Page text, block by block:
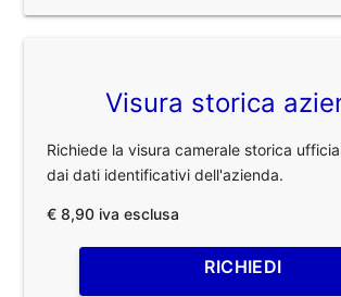
Visura storica
Richiede la visura camerale storica
dai dati identificativi dell'azienda.
€ 8,90 iva esclusa
RICHIEDI